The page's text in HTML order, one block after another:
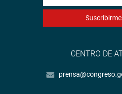
Suscribirme
CENTRO DE